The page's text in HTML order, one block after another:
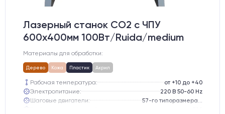
Лазерный станок CO2 c ЧПУ
600х400мм 100Вт/Ruida/medium
Материалы для обработки:
Дерево Кожа Пластик Акрил
Рабочая температура:
от +10 до +40
Электропитание:
220 В 50-60 Hz
Шаговые двигатели: